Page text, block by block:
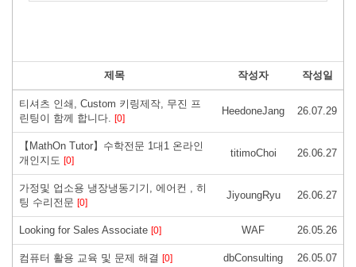
제목 작성자 작성일
티셔츠 인쇄, Custom 키링제작, 무진 프
린팅이 함께 합니다. [0]
HeedoneJang 26.07.29
【MathOn Tutor】수학전문 1대1 온라인
개인지도 [0]
titimoChoi 26.06.27
가정및 업소용 냉장냉동기기, 에어컨 , 히
팅 수리전문 [0]
JiyoungRyu 26.06.27
Looking for Sales Associate [0] WAF 26.05.26
컴퓨터 활용 교육 및 문제 해결 [0] dbConsulting 26.05.07